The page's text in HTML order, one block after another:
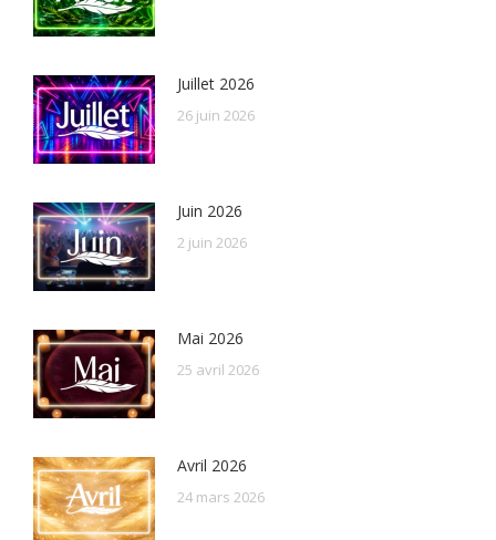
Juillet 2026
26 juin 2026
Juin 2026
2 juin 2026
Mai 2026
25 avril 2026
Avril 2026
24 mars 2026